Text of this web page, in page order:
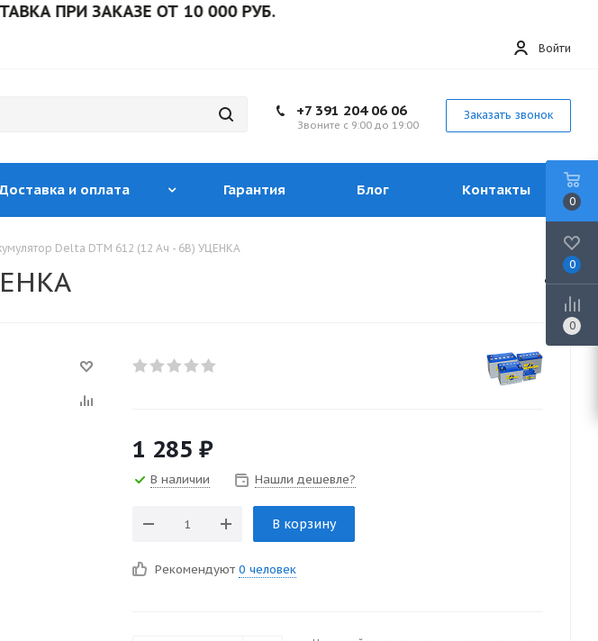
ПРИ ЗАКАЗЕ ОТ 10 000 РУБ.
Войти
+7 391 204 06 06
Звоните с 9:00 до 19:00
Заказать звонок
и оплата Гарантия Блог Контакты
Delta DTM 612 (12 Ач - 6В) УЦЕНКА
1 285 ₽
В наличии Нашли дешевле?
В корзину
Рекомендуют 0 человек
0
0
0